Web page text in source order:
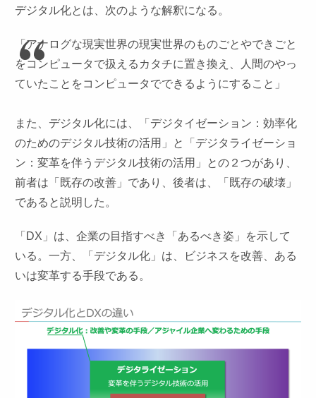
デジタル化とは、次のような解釈になる。
「アナログな現実世界の現実世界のものごとやできごと
をコンピュータで扱えるカタチに置き換え、人間のやっ
ていたことをコンピュータでできるようにすること」
また、デジタル化には、「デジタイゼーション：効率化
のためのデジタル技術の活用」と「デジタライゼーショ
ン：変革を伴うデジタル技術の活用」との２つがあり、
前者は「既存の改善」であり、後者は、「既存の破壊」
であると説明した。
「DX」は、企業の目指すべき「あるべき姿」を示して
いる。一方、「デジタル化」は、ビジネスを改善、ある
いは変革する手段である。